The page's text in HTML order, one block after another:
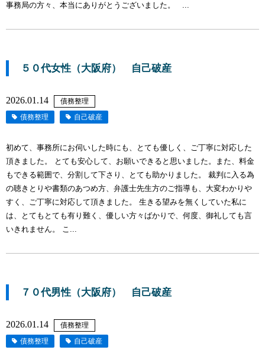
事務局の方々、本当にありがとうございました。 ...
５０代女性（大阪府） 自己破産
2026.01.14
債務整理
債務整理
自己破産
初めて、事務所にお伺いした時にも、とても優しく、ご丁寧に対応した
頂きました。 とても安心して、お願いできると思いました。また、料金
もできる範囲で、分割して下さり、とても助かりました。 裁判に入る為
の聴きとりや書類のあつめ方、弁護士先生方のご指導も、大変わかりや
すく、ご丁寧に対応して頂きました。 生きる望みを無くしていた私に
は、とてもとても有り難く、優しい方々ばかりで、何度、御礼しても言
いきれません。 こ...
７０代男性（大阪府） 自己破産
2026.01.14
債務整理
債務整理
自己破産